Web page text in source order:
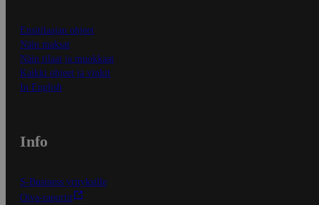
Ensitilaajan ohjeet
Näin maksat
Näin tilaat ja muokkaat
Kaikki ohjeet ja vinkit
In English
Info
S-Business yrityksille
Oiva-raportit